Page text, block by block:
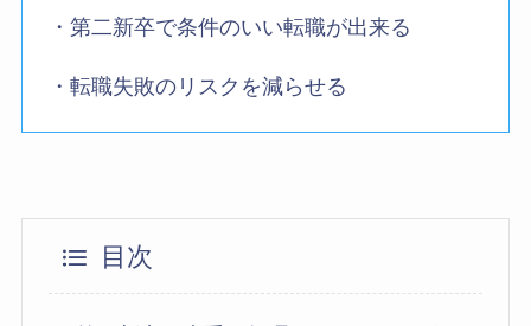
・第二新卒で条件のいい転職が出来る
・転職失敗のリスクを減らせる
目次